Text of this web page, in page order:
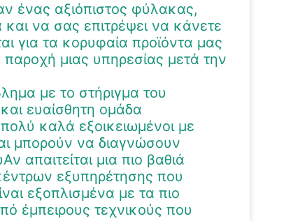
ένας αξιόπιστος φύλακας,
να σας επιτρέψει να κάνετε
για τα κορυφαία προϊόντα μας
μιας υπηρεσίας μετά την
με το στήριγμα του
ευαίσθητη ομάδα
καλά εξοικειωμένοι με
μπορούν να διαγνώσουν
μια πιο βαθιά
εξυπηρέτησης που
εξοπλισμένα με τα πιο
έμπειρους τεχνικούς που